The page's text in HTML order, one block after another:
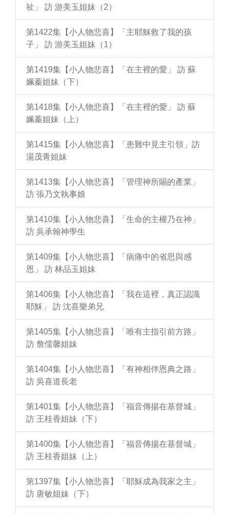
祉」 訪 游美玉姐妹（2）
第1422集【小人物悲喜】「主耶穌救了我的孩
子」 訪 游美玉姐妹（1）
第1419集【小人物悲喜】「在主裡的愛」 訪 蘇
姵蓁姐妹（下）
第1418集【小人物悲喜】「在主裡的愛」 訪 蘇
姵蓁姐妹（上）
第1415集【小人物悲喜】「患難中見主引領」訪
湯茂青姐妹
第1413集【小人物悲喜】「管理神所賜的產業」
訪 張乃文執事娘
第1410集【小人物悲喜】「生命的主權乃在神」
訪 吳承翰神學生
第1409集【小人物悲喜】「病痛中的省思與感
恩」 訪 林品玉姐妹
第1406集【小人物悲喜】「我在這裡，真正認識
耶穌」 訪 沈喜樂弟兄
第1405集【小人物悲喜】「唯有主指引前方路」
訪 詹儒馨姐妹
第1404集【小人物悲喜】「有神相伴恩典之路」
訪 吳喜道長老
第1401集【小人物悲喜】「福音傳揚在基督城」
訪 王桂香姐妹（下）
第1400集【小人物悲喜】「福音傳揚在基督城」
訪 王桂香姐妹（上）
第1397集【小人物悲喜】「耶穌成為我家之主」
訪 唐敏姐妹（下）